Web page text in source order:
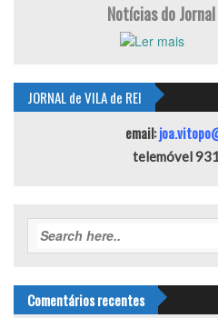
Notícias do
JORNAL de VILA de REI
email:
telemóvel
Comentários recentes